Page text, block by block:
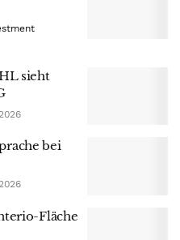
sieht
bei
Fläche